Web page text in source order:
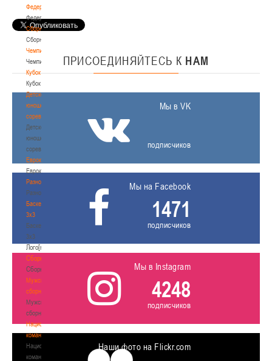
Федерация
Федерация
Сборные
Сборные
Чемпионат
Чемпионат
Кубок
Кубок
Детско-
юношеские
соревнования
Детско-
юношеские
соревнования
Еврокубки
Еврокубки
Разное
Разное
Баскетбол
3х3
Баскетбол
3х3
Лого[modid=121]
Сборные
Сборные
Мужские
сборные
Мужские
сборные
Национальная
команда
Национальная
команда
ПРИСОЕДИНЯЙТЕСЬ К НАМ
Мы в VK
подписчиков
Мы на Facebook
1471
подписчиков
Мы в Instagram
4248
подписчиков
Наши фото на Flickr.com